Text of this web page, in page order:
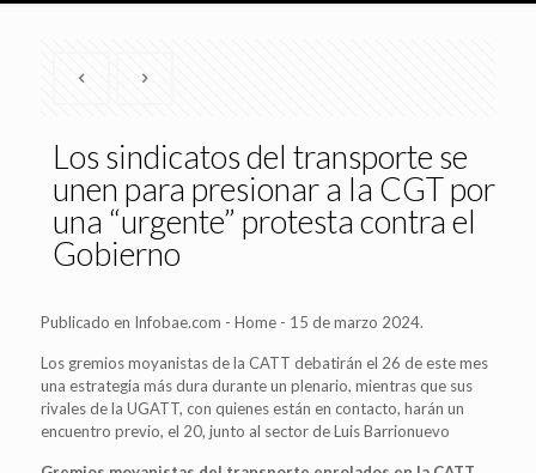
Los sindicatos del transporte se
unen para presionar a la CGT por
una “urgente” protesta contra el
Gobierno
Publicado en Infobae.com - Home - 15 de marzo 2024.
Los gremios moyanistas de la CATT debatirán el 26 de este mes
una estrategia más dura durante un plenario, mientras que sus
rivales de la UGATT, con quienes están en contacto, harán un
encuentro previo, el 20, junto al sector de Luis Barrionuevo